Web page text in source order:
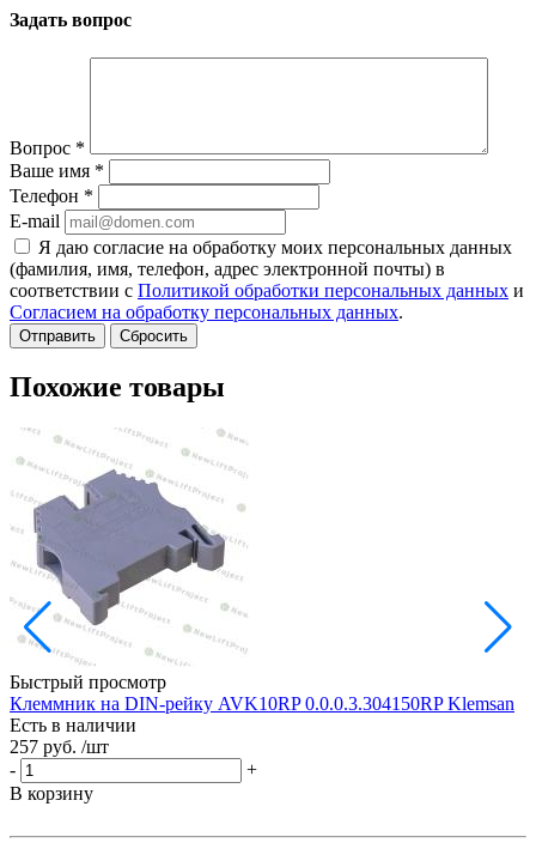
Задать вопрос
Вопрос *
Ваше имя *
Телефон *
E-mail
Я даю согласие на обработку моих персональных данных
(фамилия, имя, телефон, адрес электронной почты) в
соответствии с Политикой обработки персональных данных и
Согласием на обработку персональных данных.
Сбросить
Похожие товары
Быстрый просмотр
Клеммник на DIN-рейку AVK10RP 0.0.0.3.304150RP Klemsan
Есть в наличии
257 руб. /шт
-
+
В корзину